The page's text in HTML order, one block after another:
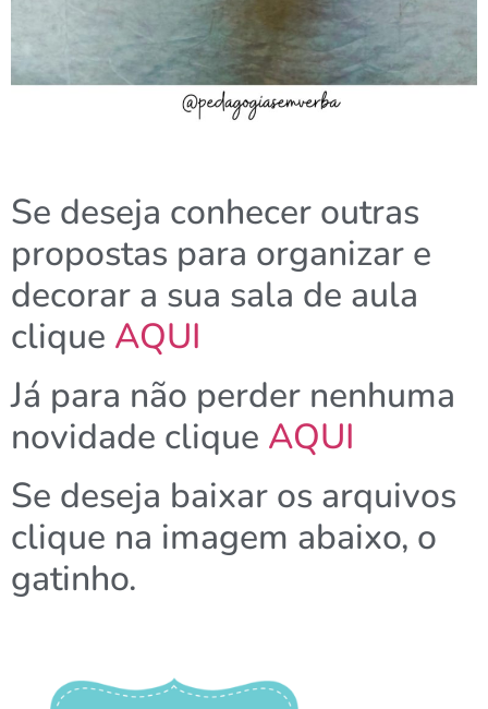
Se deseja conhecer outras
propostas para organizar e
decorar a sua sala de aula
clique AQUI
Já para não perder nenhuma
novidade clique AQUI
Se deseja baixar os arquivos
clique na imagem abaixo, o
gatinho.